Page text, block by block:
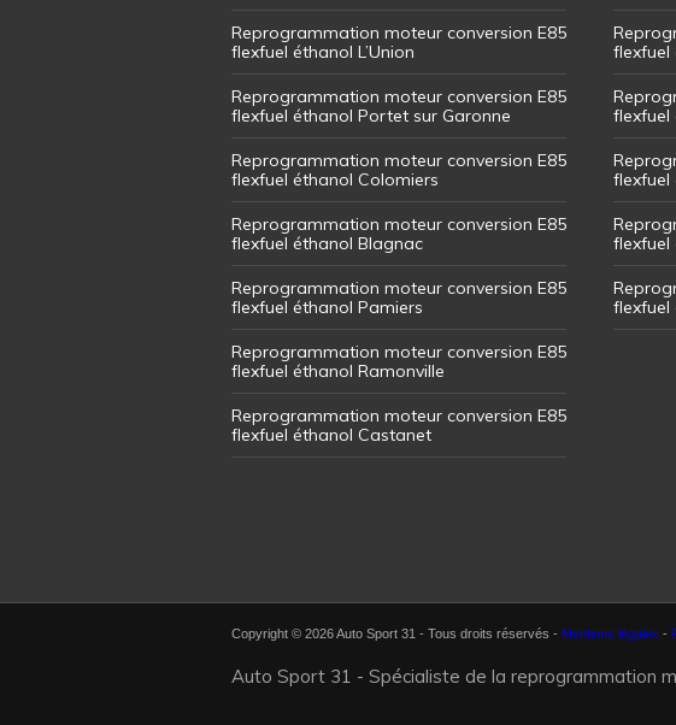
Reprogrammation moteur conversion E85
flexfuel éthanol L’Union
Reprogrammation moteur conversion E85
flexfuel éthanol Portet sur Garonne
Reprogrammation moteur conversion E85
flexfuel éthanol Colomiers
Reprogrammation moteur conversion E85
flexfuel éthanol Blagnac
Reprogrammation moteur conversion E85
flexfuel éthanol Pamiers
Reprogrammation moteur conversion E85
flexfuel éthanol Ramonville
Reprogrammation moteur conversion E85
flexfuel éthanol Castanet
flexfuel
flexfuel
flexfuel
flexfuel
flexfuel
Copyright © 2026 Auto Sport 31 - Tous droits réservés - Mentions légales -
Auto Sport 31 - Spécialiste de la reprogrammation